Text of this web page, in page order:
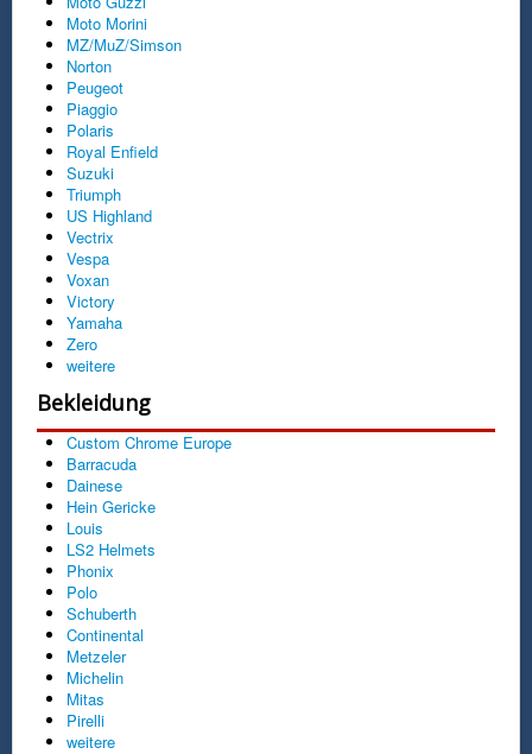
Moto Morini
MZ/MuZ/Simson
Norton
Peugeot
Piaggio
Polaris
Royal Enfield
Suzuki
Triumph
US Highland
Vectrix
Vespa
Voxan
Victory
Yamaha
Zero
weitere
Bekleidung
Custom Chrome Europe
Barracuda
Dainese
Hein Gericke
Louis
LS2 Helmets
Phonix
Polo
Schuberth
Continental
Metzeler
Michelin
Mitas
Pirelli
weitere